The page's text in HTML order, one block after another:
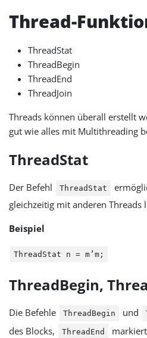
Thread-
ThreadStat
ThreadBegin
ThreadEnd
ThreadJoin
Threads können überall erstellt
gut wie alles mit Multithreading
ThreadStat
Der Befehl ThreadStat
gleichzeitig mit anderen Threads
Beispiel
ThreadStat n = m’m;
ThreadBegin,
Die Befehle ThreadBegin und
des Blocks,
ThreadEnd